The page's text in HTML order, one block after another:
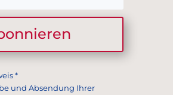
*
und Absendung Ihrer